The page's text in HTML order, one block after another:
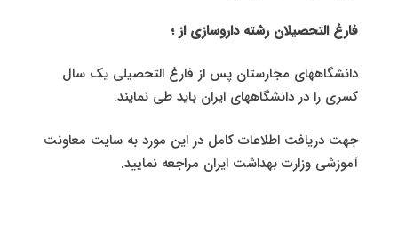
فارغ التحصیلان رشته داروسازی از ؛
دانشگاههای مجارستان پس از فارغ التحصیلی یک سال
کسری را در دانشگاههای ایران باید طی نمایند.
جهت دریافت اطلاعات کامل در این مورد به سایت معاونت
آموزشی وزارت بهداشت ایران مراجعه نمایید.